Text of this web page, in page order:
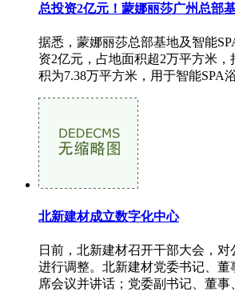
总投资2亿元！蒙娜丽莎广州总部
据悉，蒙娜丽莎总部基地及智能
资2亿元，占地面积超2万平方米
积为7.38万平方米，用于智能SPA
北新建材成立数字化中心
日前，北新建材召开干部大会，
进行调整。北新建材党委书记、董
席会议并讲话；党委副书记、董事